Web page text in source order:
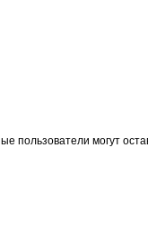
пользователи могут